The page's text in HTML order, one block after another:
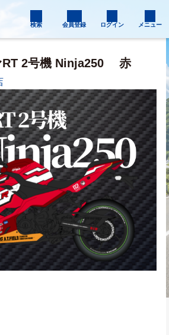
検索 会員登録 ログイン メニュー
2号機 Ninja250 赤